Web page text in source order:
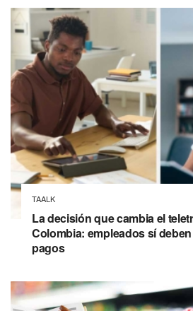
TAALK
La decisión que cambia el
Colombia: empleados sí
pagos